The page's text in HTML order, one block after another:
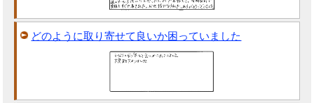
どのように取り寄せて良いか困っていました